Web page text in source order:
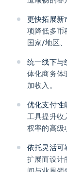
更快拓展新
项降低多币
国家/地区、
统一线下与
体化商务体
加收入。
优化支付性
工具提升收
权率的高级
依托灵活可
扩展而设计
English
爱尔兰
English
English
奥地利
Deutsch